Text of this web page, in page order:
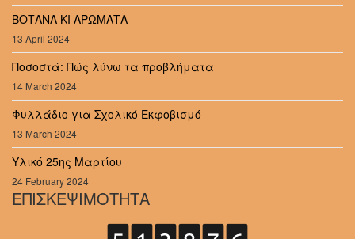
ΒΟΤΑΝΑ ΚΙ ΑΡΩΜΑΤΑ
13 April 2024
Ποσοστά: Πώς λύνω τα προβλήματα
14 March 2024
Φυλλάδιο για Σχολικό Εκφοβισμό
13 March 2024
Υλικό 25ης Μαρτίου
24 February 2024
ΕΠΙΣΚΕΨΙΜΟΤΗΤΑ